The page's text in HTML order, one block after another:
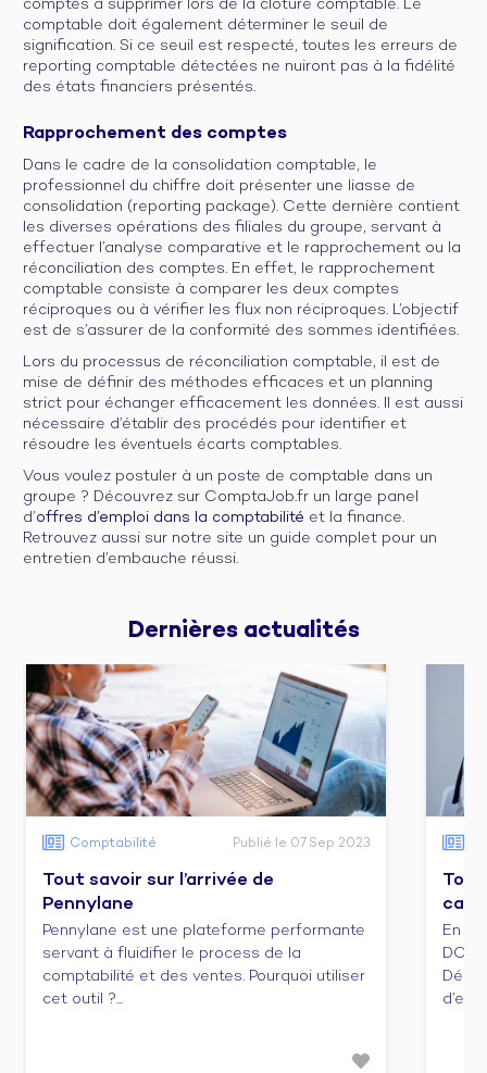
comptes à supprimer lors de la clôture comptable. Le
comptable doit également déterminer le seuil de
signification. Si ce seuil est respecté, toutes les erreurs de
reporting comptable détectées ne nuiront pas à la fidélité
des états financiers présentés.
Rapprochement des comptes
Dans le cadre de la consolidation comptable, le
professionnel du chiffre doit présenter une liasse de
consolidation (reporting package). Cette dernière contient
les diverses opérations des filiales du groupe, servant à
effectuer l’analyse comparative et le rapprochement ou la
réconciliation des comptes. En effet, le rapprochement
comptable consiste à comparer les deux comptes
réciproques ou à vérifier les flux non réciproques. L’objectif
est de s’assurer de la conformité des sommes identifiées.
Lors du processus de réconciliation comptable, il est de
mise de définir des méthodes efficaces et un planning
strict pour échanger efficacement les données. Il est aussi
nécessaire d’établir des procédés pour identifier et
résoudre les éventuels écarts comptables.
Vous voulez postuler à un poste de comptable dans un
groupe ? Découvrez sur ComptaJob.fr un large panel
d’offres d’emploi dans la comptabilité et la finance.
Retrouvez aussi sur notre site un guide complet pour un
entretien d’embauche réussi.
Dernières actualités
Comptabilité Publié le 07 Sep 2023
Tout savoir sur l’arrivée de
Pennylane
Pennylane est une plateforme performante
servant à fluidifier le process de la
comptabilité et des ventes. Pourquoi utiliser
cet outil ?...
En
DCG